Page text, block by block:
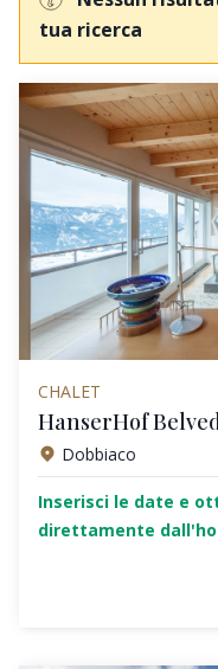
tua ricerca
CHALET
HanserHof
Dobbiaco
Inserisci le date e
direttamente